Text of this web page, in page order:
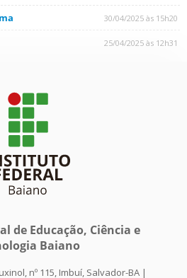
30/04/2025 às 15h20
25/04/2025 às 12h31
de Educação, Ciência e
Baiano
nº 115, Imbuí, Salvador-BA |